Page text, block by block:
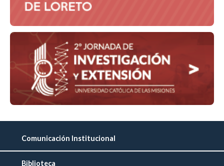
Comunicación Institucional
Biblioteca